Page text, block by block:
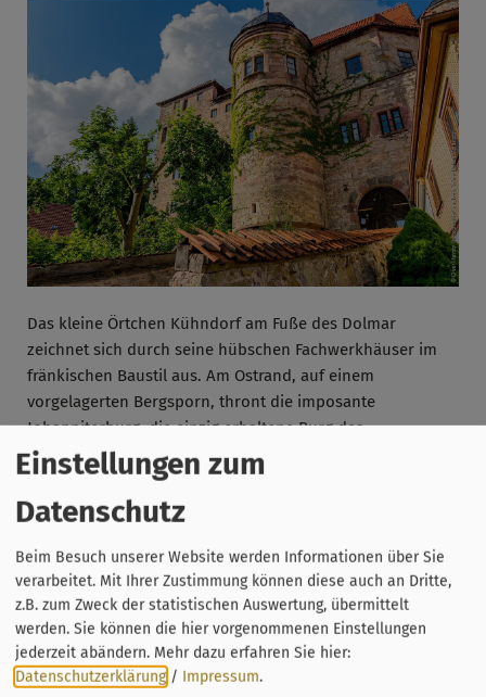
Das kleine Örtchen Kühndorf am Fuße des Dolmar
zeichnet sich durch seine hübschen Fachwerkhäuser im
fränkischen Baustil aus. Am Ostrand, auf einem
vorgelagerten Bergsporn, thront die imposante
Johanniterburg, die einzig erhaltene Burg des
Johanniterordens im deutschsprachigen Raum.
Einstellungen zum
Datenschutz
Beim Besuch unserer Website werden Informationen über Sie
verarbeitet. Mit Ihrer Zustimmung können diese auch an Dritte,
z.B. zum Zweck der statistischen Auswertung, übermittelt
werden. Sie können die hier vorgenommenen Einstellungen
jederzeit abändern. Mehr dazu erfahren Sie hier:
Datenschutzerklärung / Impressum.